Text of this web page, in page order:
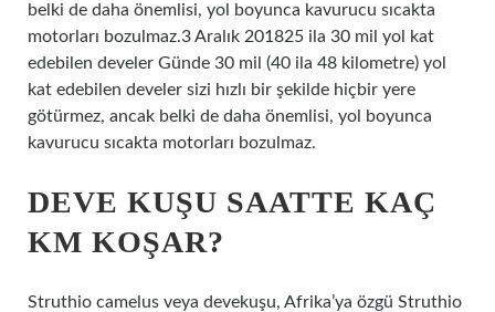
belki de daha önemlisi, yol boyunca kavurucu sıcakta
motorları bozulmaz.3 Aralık 201825 ila 30 mil yol kat
edebilen develer Günde 30 mil (40 ila 48 kilometre) yol
kat edebilen develer sizi hızlı bir şekilde hiçbir yere
götürmez, ancak belki de daha önemlisi, yol boyunca
kavurucu sıcakta motorları bozulmaz.
DEVE KUŞU SAATTE KAÇ
KM KOŞAR?
Struthio camelus veya devekuşu, Afrika’ya özgü Struthio